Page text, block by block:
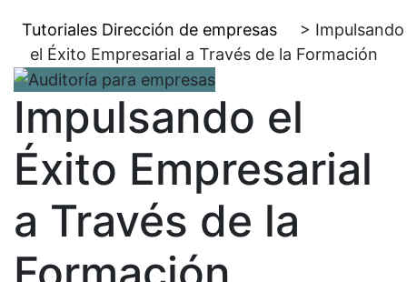
Tutoriales Dirección de empresas > Impulsando
el Éxito Empresarial a Través de la Formación
Impulsando el
Éxito Empresarial
a Través de la